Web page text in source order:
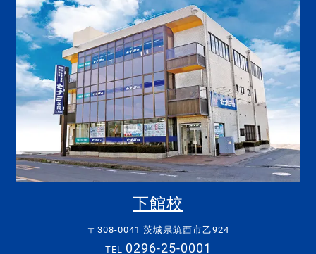
下館校
〒308-0041 茨城県筑西市乙924
TEL 0296-25-0001